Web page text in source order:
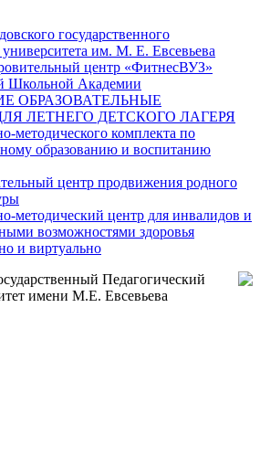
государственного
университета им. М. Е. Евсевьева
центр «ФитнесВУЗ»
Школьной Академии
ОБРАЗОВАТЕЛЬНЫЕ
ЛЕТНЕГО ДЕТСКОГО ЛАГЕРЯ
методического комплекта по
образованию и воспитанию
центр продвижения родного
методический центр для инвалидов и
возможностями здоровья
и виртуально
Педагогический
имени М.Е. Евсевьева